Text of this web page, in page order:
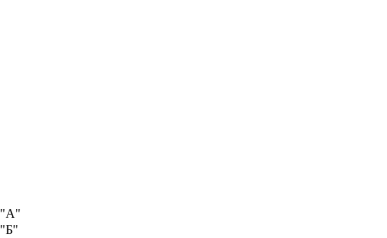
"А"
"Б"